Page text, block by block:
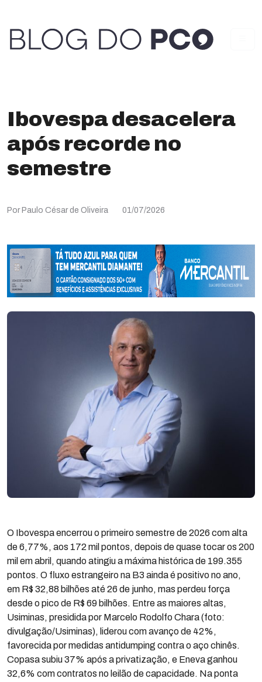
Ibovespa desacelera
após recorde no
semestre
Por Paulo César de Oliveira 01/07/2026
O Ibovespa encerrou o primeiro semestre de 2026 com alta
de 6,77%, aos 172 mil pontos, depois de quase tocar os 200
mil em abril, quando atingiu a máxima histórica de 199.355
pontos. O fluxo estrangeiro na B3 ainda é positivo no ano,
em R$ 32,88 bilhões até 26 de junho, mas perdeu força
desde o pico de R$ 69 bilhões. Entre as maiores altas,
Usiminas, presidida por Marcelo Rodolfo Chara (foto:
divulgação/Usiminas), liderou com avanço de 42%,
favorecida por medidas antidumping contra o aço chinês.
Copasa subiu 37% após a privatização, e Eneva ganhou
32,6% com contratos no leilão de capacidade. Na ponta